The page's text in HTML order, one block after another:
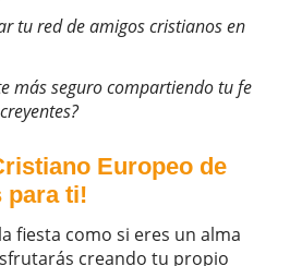
tu red de amigos cristianos en
más seguro compartiendo tu fe
Europeo de
para ti!
fiesta como si eres un alma
creando tu propio